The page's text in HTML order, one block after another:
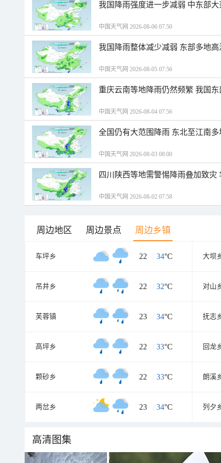
我国降雨强度进一步减弱 中东部
中国天气网 2026-08-06 07:50
我国降雨整体减少减弱 东部多地
中国天气网 2026-08-05 07:56
重庆云南等地降雨仍然频繁 我国
中国天气网 2026-08-04 07:56
全国仍有大范围降雨 东北至江南
中国天气网 2026-08-03 08:00
四川陕西等地需警惕降雨叠加致
中国天气网 2026-08-02 07:58
周边地区 周边景点 周边乡镇
车坪乡 22 / 34°C 大坝
吊井乡 22 / 32°C 对山
芙蓉镇 23 / 34°C 抚志
高坪乡 22 / 33°C 回龙
颗砂乡 22 / 33°C 朗溪
两岔乡 23 / 34°C 列夕
高清图集